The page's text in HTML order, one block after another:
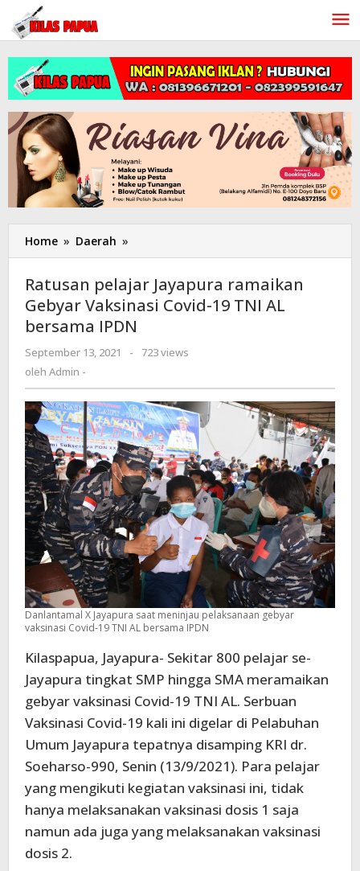
Lewati
konten
Home » Daerah »
pelajar
ramaikan
Gebyar
Vaksinasi
19
AL
bersama
IPDN
Ratusan pelajar Jayapura ramaikan
Gebyar Vaksinasi Covid-19 TNI AL
bersama IPDN
September 13, 2021
oleh
-
723 views
oleh Admin -
Danlantamal X Jayapura saat meninjau pelaksanaan gebyar
vaksinasi Covid-19 TNI AL bersama IPDN
Kilaspapua, Jayapura- Sekitar 800 pelajar se-
Jayapura tingkat SMP hingga SMA meramaikan
gebyar vaksinasi Covid-19 TNI AL. Serbuan
Vaksinasi Covid-19 kali ini digelar di Pelabuhan
Umum Jayapura tepatnya disamping KRI dr.
Soeharso-990, Senin (13/9/2021). Para pelajar
yang mengikuti kegiatan vaksinasi ini, tidak
hanya melaksanakan vaksinasi dosis 1 saja
namun ada juga yang melaksanakan vaksinasi
dosis 2.